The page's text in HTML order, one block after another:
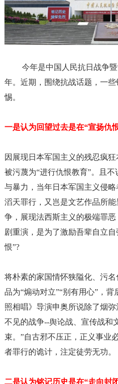
今年是中国人民抗日战争
年。近期，围绕抗战话题，一
惕。
一是认为回望过去是在“宣扬仇
因展现日本军国主义的残忍疯
被污蔑为“进行仇恨教育”。且
与暴力，当年日本军国主义侵
滔天罪行，又岂是文艺作品所
争，展现法西斯主义的极端罪
剧重演，是为了激励吾辈自立
恨”?
将朴素的家国情怀狭隘化、污
品为“煽动对立”“别有用心”，
照相唱》导演申奥所说除了烟
不见的战争--舆论战、宣传战和
束。”自古邪不压正，正义事业
者罪行的诡计，注定徒劳无功。
二是认为铭记历史是在“走向封